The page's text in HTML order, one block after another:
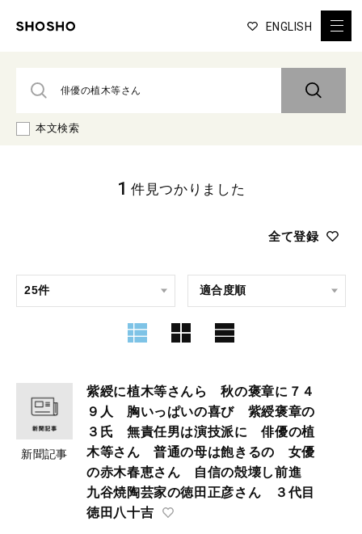
ENGLISH
本文検索
全て登録
1 件見つかりました
新聞記事
紫綬に植木等さんら 秋の褒章に７４
９人 胸いっぱいの喜び 紫綬褒章の
３氏 無責任男は演技派に 俳優の植
木等さん 普通の母は飽きるの 女優
の赤木春恵さん 自信の殻壊し前進
九谷焼陶芸家の徳田正彦さん ３代目
徳田八十吉